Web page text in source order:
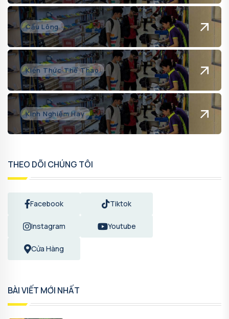
Cầu Lông
Kiến Thức Thể Thao
Kinh Nghiệm Hay
THEO DÕI CHÚNG TÔI
Facebook Tiktok
Instagram Youtube
Cửa Hàng
BÀI VIẾT MỚI NHẤT